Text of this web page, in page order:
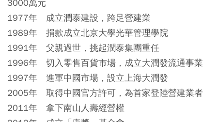
3000萬元
1977年 成立潤泰建設，跨足營建業
1989年 捐款成立北京大學光華管理學院
1991年 父親過世，挑起潤泰集團重任
1996年 切入零售百貨市場，成立大潤發流通事業
1997年 進軍中國市場，設立上海大潤發
2005年 取得中國官方許可，為首家登陸營建業者
2011年 拿下南山人壽經營權